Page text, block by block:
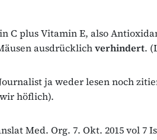
C plus Vitamin E, also
ausdrücklichverhindert.
ja weder lesen noch
höflich).
Med. Org. 7. Okt. 2015 vol 7